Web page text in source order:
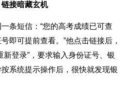
接暗藏玄机
条短信：“您的高考成绩已可查
即可提前查看。”他点击链接后，
新登录”，要求输入身份证号、银
系统提示操作后，很快就发现银